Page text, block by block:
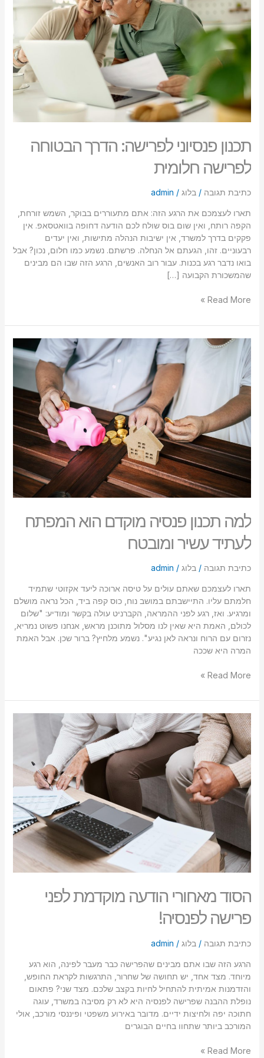
font_download סמן קישורים
לאפס
את
כל
cached
תכנון פנסיוני לפרישה: הדרך הבטוחה
לפרישה חלומית
כתיבת תגובה / בלוג/
admin
תארו לעצמכם את הרגע הזה: אתם מתעוררים בבוקר, השמש זורחת,
הקפה רותח, ואין שום בוס שולח לכם הודעה דחופה בוואטסאפ. אין
פקקים בדרך למשרד, אין ישיבות הנהלה מתישות, ואין יעדים
רבעוניים. זהו, הגעתם אל הנחלה. פרשתם. נשמע כמו חלום, נכון? אבל
בואו נדבר רגע בכנות. עבור רוב האנשים, הרגע הזה שבו הם מבינים
שהמשכורת הקבועה […]
הדרך
הבטוחה
לפרישה
חלומית
Read More »
למה תכנון פנסיה מוקדם הוא המפתח
לעתיד עשיר ומובטח
כתיבת תגובה / בלוג/
admin
תארו לעצמכם שאתם עולים על טיסה ארוכה ליעד אקזוטי שתמיד
חלמתם עליו. התיישבתם במושב נוח, כוס קפה ביד, הכל נראה מושלם
ומרגיע. ואז, רגע לפני ההמראה, הקברניט עולה בקשר ומודיע: "שלום
לכולם, האמת היא שאין לנו מסלול מתוכנן מראש, אנחנו פשוט נמריא,
נזרום עם הרוח ונראה לאן נגיע". נשמע מלחיץ? ברור שכן. אבל האמת
המרה היא שככה
למה
תכנון
פנסיה
מוקדם
הוא
המפתח
לעתיד
עשיר
ומובטח
Read More »
הסוד מאחורי הודעה מוקדמת לפני
פרישה לפנסיה!
כתיבת תגובה / בלוג/
admin
הרגע הזה שבו אתם מבינים שהפרישה כבר מעבר לפינה, הוא רגע
מיוחד. מצד אחד, יש תחושה של שחרור, התרגשות לקראת החופש,
והזדמנות אמיתית להתחיל לחיות בקצב שלכם. מצד שני? פתאום
נופלת ההבנה שפרישה לפנסיה היא לא רק מסיבה במשרד, עוגה
חתוכה יפה ולחיצות ידיים. מדובר באירוע משפטי ופיננסי מורכב, אולי
המורכב ביותר שתחוו בחיים הבוגרים
הסוד
מאחורי
הודעה
מוקדמת
לפני
פרישה
לפנסיה!
Read More »